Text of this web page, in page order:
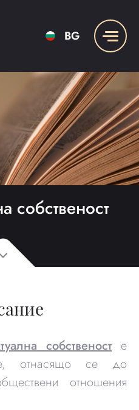
BG
собственост
собственост е
отнасящо се до
отношения